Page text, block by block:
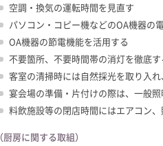
空調・換気の運転時間を見直す
パソコン・コピー機などのOA機器の
OA機器の節電機能を活用する
不要箇所、不要時間帯の消灯を徹底す
客室の清掃時には自然採光を取り入
宴会場の準備・片付けの際は、一般
料飲施設等の閉店時間にはエアコン
（厨房に関する取組）